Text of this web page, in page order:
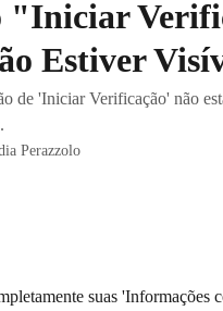
"Iniciar
Estiver
de 'Iniciar Verificação' não
Perazzolo
suas 'Informações